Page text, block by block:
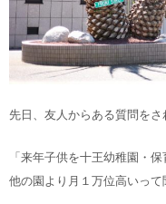
先日、友人からある質問をさ
「来年子供を十王幼稚園・
他の園より月１万位高いって